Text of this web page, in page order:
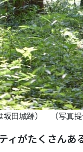
田城跡） （写真提
ィがたくさんあ